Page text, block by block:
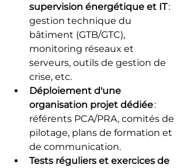
supervision énergétique et IT :
gestion technique du
bâtiment (GTB/GTC),
monitoring réseaux et
serveurs, outils de gestion de
crise, etc.
Déploiement d'une
organisation projet dédiée :
référents PCA/PRA, comités de
pilotage, plans de formation et
de communication.
Tests réguliers et exercices de